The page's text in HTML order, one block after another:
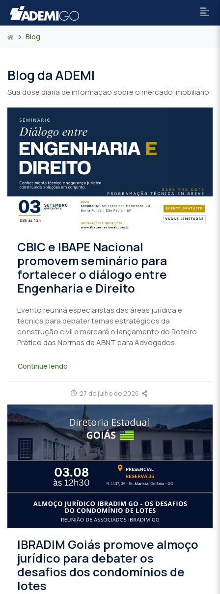
Blog
Blog da ADEMI
Sua dose diária de informação sobre o mercado imobiliário
CBIC e IBAPE Nacional
promovem seminário para
fortalecer o diálogo entre
Engenharia e Direito
Evento reunirá especialistas das áreas jurídica e
técnica para debater temas estratégicos da
construção civil e marcará o lançamento do Roteiro
Prático das Normas da ABNT para Advogados.
Continue lendo
27 de julho de 2026
IBRADIM Goiás promove almoço
jurídico para debater os
desafios dos condomínios de
lotes